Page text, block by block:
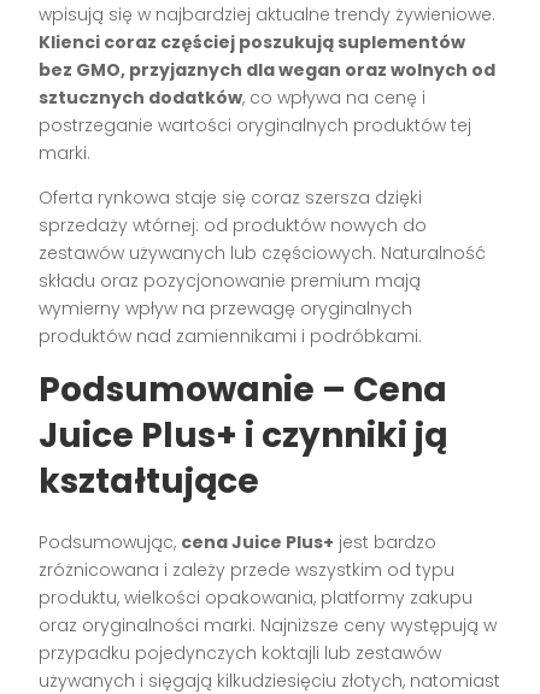
wpisują się w najbardziej aktualne trendy żywieniowe.
Klienci coraz częściej poszukują suplementów
bez GMO, przyjaznych dla wegan oraz wolnych od
sztucznych dodatków, co wpływa na cenę i
postrzeganie wartości oryginalnych produktów tej
marki.
Oferta rynkowa staje się coraz szersza dzięki
sprzedaży wtórnej: od produktów nowych do
zestawów używanych lub częściowych. Naturalność
składu oraz pozycjonowanie premium mają
wymierny wpływ na przewagę oryginalnych
produktów nad zamiennikami i podróbkami.
Podsumowanie – Cena
Juice Plus+ i czynniki ją
kształtujące
Podsumowując, cena Juice Plus+ jest bardzo
zróżnicowana i zależy przede wszystkim od typu
produktu, wielkości opakowania, platformy zakupu
oraz oryginalności marki. Najniższe ceny występują w
przypadku pojedynczych koktajli lub zestawów
używanych i sięgają kilkudziesięciu złotych, natomiast